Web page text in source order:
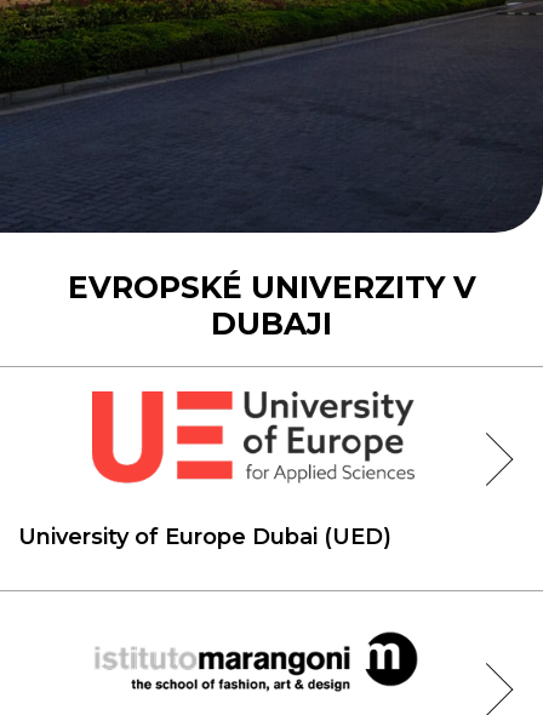
EVROPSKÉ UNIVERZITY V
DUBAJI
University of Europe Dubai (UED)